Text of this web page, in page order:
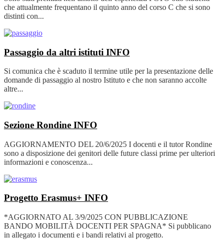
che attualmente frequentano il quinto anno del corso C che si sono
distinti con...
Passaggio da altri istituti INFO
Si comunica che è scaduto il termine utile per la presentazione delle
domande di passaggio al nostro Istituto e che non saranno accolte
altre...
Sezione Rondine INFO
AGGIORNAMENTO DEL 20/6/2025 I docenti e il tutor Rondine
sono a disposizione dei genitori delle future classi prime per ulteriori
informazioni e conoscenza...
Progetto Erasmus+ INFO
*AGGIORNATO AL 3/9/2025 CON PUBBLICAZIONE
BANDO MOBILITÀ DOCENTI PER SPAGNA* Si pubblicano
in allegato i documenti e i bandi relativi al progetto.